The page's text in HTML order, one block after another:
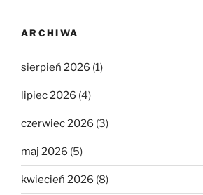
ARCHIWA
sierpień 2026 (1)
lipiec 2026 (4)
czerwiec 2026 (3)
maj 2026 (5)
kwiecień 2026 (8)